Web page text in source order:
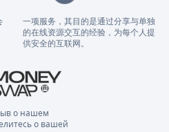
一项服务，其目的是通过分享与单独
的在线资源交互的经验，为每个人提
供安全的互联网。
о нашем
о вашей